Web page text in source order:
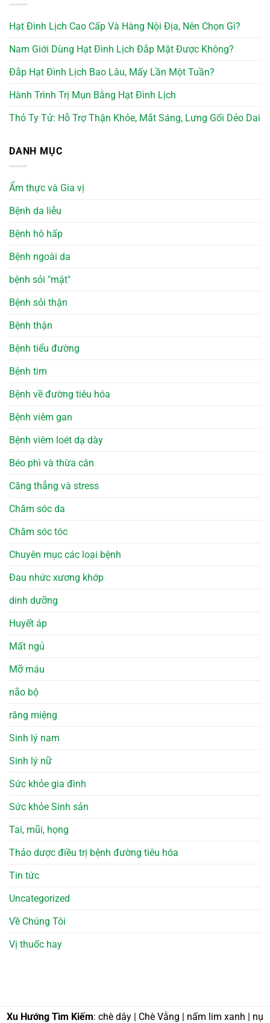
Hạt Đình Lịch Cao Cấp Và Hàng Nội Địa, Nên Chọn Gì?
Nam Giới Dùng Hạt Đình Lịch Đắp Mặt Được Không?
Đắp Hạt Đình Lịch Bao Lâu, Mấy Lần Một Tuần?
Hành Trình Trị Mụn Bằng Hạt Đình Lịch
Thỏ Ty Tử: Hỗ Trợ Thận Khỏe, Mắt Sáng, Lưng Gối Dẻo Dai
DANH MỤC
Ẩm thực và Gia vị
Bệnh da liễu
Bệnh hô hấp
Bệnh ngoài da
bệnh sỏi "mật"
Bệnh sỏi thận
Bệnh thận
Bệnh tiểu đường
Bệnh tim
Bệnh về đường tiêu hóa
Bệnh viêm gan
Bệnh viêm loét dạ dày
Béo phì và thừa cân
Căng thẳng và stress
Chăm sóc da
Chăm sóc tóc
Chuyên mục các loại bệnh
Đau nhức xương khớp
dinh dưỡng
Huyết áp
Mất ngủ
Mỡ máu
não bộ
răng miệng
Sinh lý nam
Sinh lý nữ
Sức khỏe gia đình
Sức khỏe Sinh sản
Tai, mũi, họng
Thảo dược điều trị bệnh đường tiêu hóa
Tin tức
Uncategorized
Về Chúng Tôi
Vị thuốc hay
Xu Hướng Tìm Kiếm: chè dây | Chè Vằng | nấm lim xanh | nụ